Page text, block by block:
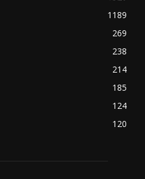
1189
269
238
214
185
124
120